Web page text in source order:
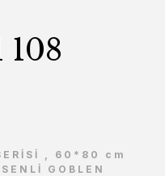
108
, 60*80 cm
GOBLEN